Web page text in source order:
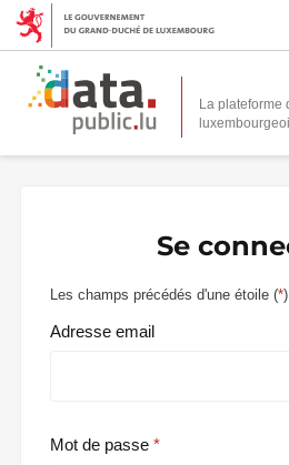
La plateforme
Se
Les champs précédés d'une étoile (*
Adresse email
Mot de passe